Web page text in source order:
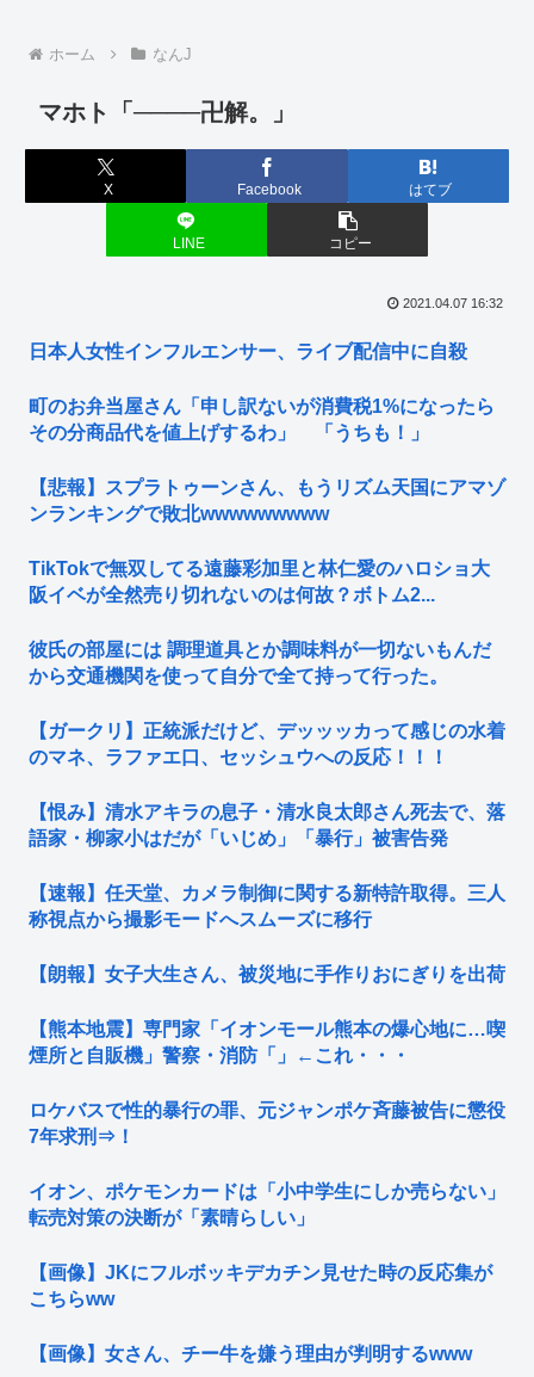
ホーム なんJ
マホト「────卍解。」
X Facebook はてブ
LINE コピー
2021.04.07 16:32
日本人女性インフルエンサー、ライブ配信中に自殺
町のお弁当屋さん「申し訳ないが消費税1%になったら
その分商品代を値上げするわ」 「うちも！」
【悲報】スプラトゥーンさん、もうリズム天国にアマゾ
ンランキングで敗北wwwwwwwww
TikTokで無双してる遠藤彩加里と林仁愛のハロショ大
阪イベが全然売り切れないのは何故？ボトム2...
彼氏の部屋には 調理道具とか調味料が一切ないもんだ
から交通機関を使って自分で全て持って行った。
【ガークリ】正統派だけど、デッッッカって感じの水着
のマネ、ラファエ口、セッシュウへの反応！！！
【恨み】清水アキラの息子・清水良太郎さん死去で、落
語家・柳家小はだが「いじめ」「暴行」被害告発
【速報】任天堂、カメラ制御に関する新特許取得。三人
称視点から撮影モードへスムーズに移行
【朗報】女子大生さん、被災地に手作りおにぎりを出荷
【熊本地震】専門家「イオンモール熊本の爆心地に…喫
煙所と自販機」警察・消防「」←これ・・・
ロケバスで性的暴行の罪、元ジャンポケ斉藤被告に懲役
7年求刑⇒！
イオン、ポケモンカードは「小中学生にしか売らない」
転売対策の決断が「素晴らしい」
【画像】JKにフルボッキデカチン見せた時の反応集が
こちらww
【画像】女さん、チー牛を嫌う理由が判明するwww